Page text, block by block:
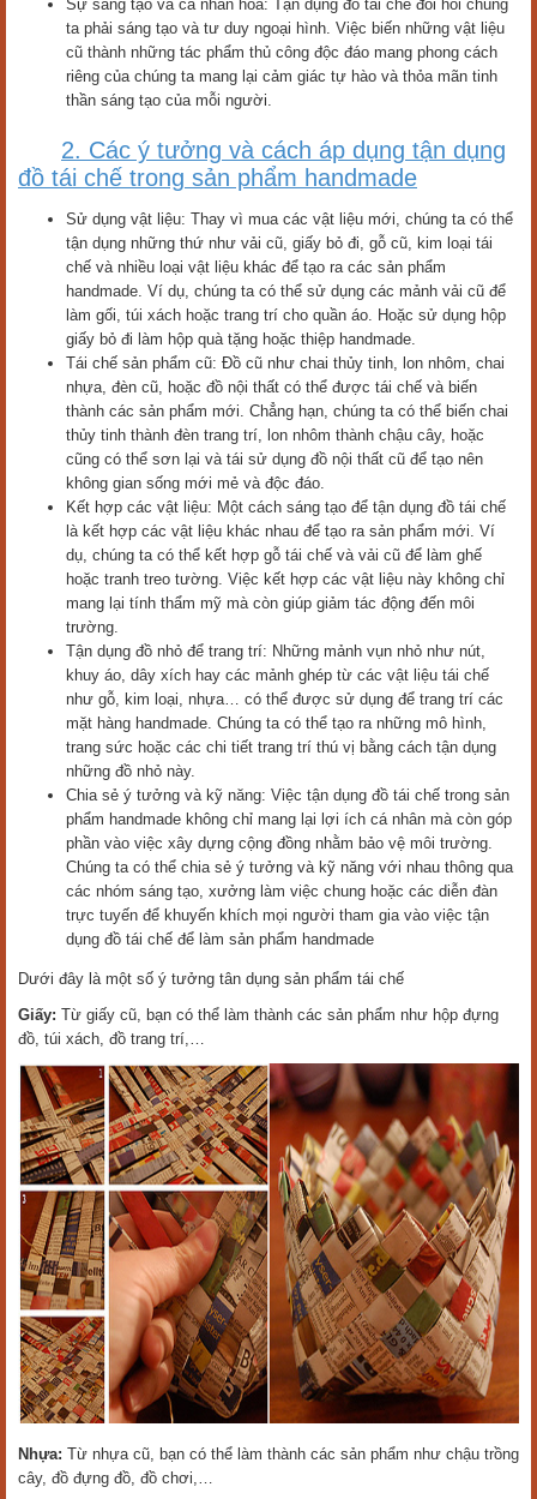
Sự sáng tạo và cá nhân hóa: Tận dụng đồ tái chế đòi hỏi chúng
ta phải sáng tạo và tư duy ngoại hình. Việc biến những vật liệu
cũ thành những tác phẩm thủ công độc đáo mang phong cách
riêng của chúng ta mang lại cảm giác tự hào và thỏa mãn tinh
thần sáng tạo của mỗi người.
2. Các ý tưởng và cách áp dụng tận dụng
đồ tái chế trong sản phẩm handmade
Sử dụng vật liệu: Thay vì mua các vật liệu mới, chúng ta có thể
tận dụng những thứ như vải cũ, giấy bỏ đi, gỗ cũ, kim loại tái
chế và nhiều loại vật liệu khác để tạo ra các sản phẩm
handmade. Ví dụ, chúng ta có thể sử dụng các mảnh vải cũ để
làm gối, túi xách hoặc trang trí cho quần áo. Hoặc sử dụng hộp
giấy bỏ đi làm hộp quà tặng hoặc thiệp handmade.
Tái chế sản phẩm cũ: Đồ cũ như chai thủy tinh, lon nhôm, chai
nhựa, đèn cũ, hoặc đồ nội thất có thể được tái chế và biến
thành các sản phẩm mới. Chẳng hạn, chúng ta có thể biến chai
thủy tinh thành đèn trang trí, lon nhôm thành chậu cây, hoặc
cũng có thể sơn lại và tái sử dụng đồ nội thất cũ để tạo nên
không gian sống mới mẻ và độc đáo.
Kết hợp các vật liệu: Một cách sáng tạo để tận dụng đồ tái chế
là kết hợp các vật liệu khác nhau để tạo ra sản phẩm mới. Ví
dụ, chúng ta có thể kết hợp gỗ tái chế và vải cũ để làm ghế
hoặc tranh treo tường. Việc kết hợp các vật liệu này không chỉ
mang lại tính thẩm mỹ mà còn giúp giảm tác động đến môi
trường.
Tận dụng đồ nhỏ để trang trí: Những mảnh vụn nhỏ như nút,
khuy áo, dây xích hay các mảnh ghép từ các vật liệu tái chế
như gỗ, kim loại, nhựa… có thể được sử dụng để trang trí các
mặt hàng handmade. Chúng ta có thể tạo ra những mô hình,
trang sức hoặc các chi tiết trang trí thú vị bằng cách tận dụng
những đồ nhỏ này.
Chia sẻ ý tưởng và kỹ năng: Việc tận dụng đồ tái chế trong sản
phẩm handmade không chỉ mang lại lợi ích cá nhân mà còn góp
phần vào việc xây dựng cộng đồng nhằm bảo vệ môi trường.
Chúng ta có thể chia sẻ ý tưởng và kỹ năng với nhau thông qua
các nhóm sáng tạo, xưởng làm việc chung hoặc các diễn đàn
trực tuyến để khuyến khích mọi người tham gia vào việc tận
dụng đồ tái chế để làm sản phẩm handmade
Dưới đây là một số ý tưởng tân dụng sản phẩm tái chế
Giấy: Từ giấy cũ, bạn có thể làm thành các sản phẩm như hộp đựng
đồ, túi xách, đồ trang trí,…
Nhựa: Từ nhựa cũ, bạn có thể làm thành các sản phẩm như chậu trồng
cây, đồ đựng đồ, đồ chơi,…